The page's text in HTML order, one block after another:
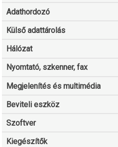
Adathordozó
Külső adattárolás
Hálózat
Nyomtató, szkenner, fax
Megjelenítés és multimédia
Beviteli eszköz
Szoftver
Kiegészítők